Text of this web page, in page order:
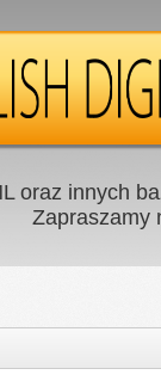
oraz innych
Zapraszamy